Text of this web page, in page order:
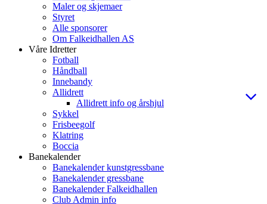
Maler og skjemaer
Styret
Alle sponsorer
Om Falkeidhallen AS
Våre Idretter
Fotball
Håndball
Innebandy
Allidrett
Allidrett info og årshjul
Sykkel
Frisbeegolf
Klatring
Boccia
Banekalender
Banekalender kunstgressbane
Banekalender gressbane
Banekalender Falkeidhallen
Club Admin info